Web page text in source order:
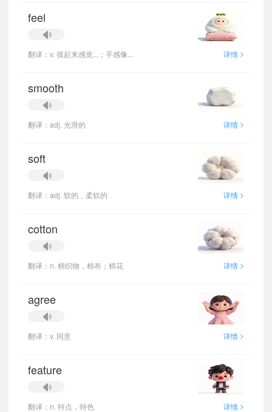
feel
翻译：v. 摸起来感觉...；手感像... 详情 >
smooth
翻译：adj. 光滑的 详情 >
soft
翻译：adj. 软的，柔软的 详情 >
cotton
翻译：n. 棉织物，棉布；棉花 详情 >
agree
翻译：v. 同意 详情 >
feature
翻译：n. 特点，特色 详情 >